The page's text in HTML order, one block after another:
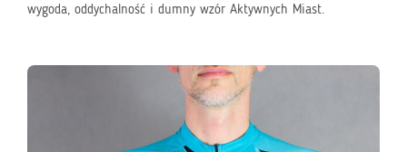
wygoda, oddychalność i dumny wzór Aktywnych Miast.